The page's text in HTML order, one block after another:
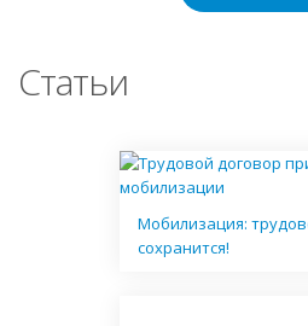
Статьи
Мобилизация:
сохранится!